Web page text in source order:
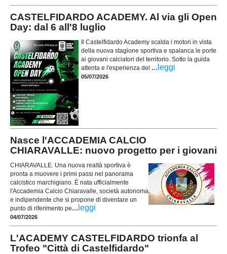
CASTELFIDARDO ACADEMY. Al via gli Open
Day: dal 6 all'8 luglio
Il Castelfidardo Academy scalda i motori in vista
della nuova stagione sportiva e spalanca le porte
ai giovani calciatori del territorio. Sotto la guida
attenta e l'esperienza del ... leggi
05/07/2026
Nasce l'ACCADEMIA CALCIO
CHIARAVALLE: nuovo progetto per i giovani
CHIARAVALLE. Una nuova realtà sportiva è
pronta a muovere i primi passi nel panorama
calcistico marchigiano. È nata ufficialmente
l'Accademia Calcio Chiaravalle, società autonoma
e indipendente che si propone di diventare un
punto di riferimento pe... leggi
04/07/2026
L'ACADEMY CASTELFIDARDO trionfa al
Trofeo "Città di Castelfidardo"